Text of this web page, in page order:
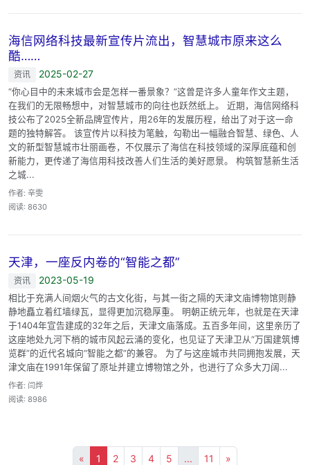
海信网络科技最新宣传片流出，智慧城市原来这么
酷……
资讯 2025-02-27
“你心目中的未来城市会是怎样一番景象？”这曾是许多人童年作文主题，
在我们的无限畅想中，对智慧城市的向往也跃然纸上。 近期，海信网络科
技公布了2025全新品牌宣传片，用26年的发展历程，给出了对于这一命
题的独特解答。 该宣传片以科技为笔触，勾勒出一幅融合智慧、绿色、人
文的新型智慧城市壮丽画卷，不仅展示了海信在科技领域的深厚底蕴和创
新能力，更传递了海信用科技改善人们生活的美好愿景。 构筑智慧新生活
之城...
作者: 辛雯
阅读: 8630
天津，一座反内卷的“智能之都”
资讯 2023-05-19
相比于充满人间烟火气的古文化街，与其一街之隔的天津文庙博物馆则静
静地矗立着红墙绿瓦，显得更加沉稳厚重。 明朝正统元年，也就是在天津
于1404年宣告建成的32年之后，天津文庙落成。五百多年间，这里亲历了
这座地处九河下梢的城市风起云涌的变化，也见证了天津卫从“万国建筑博
览群”的近代名城向“智能之都”的兼容。 为了与这座城市共同拥抱发展，天
津文庙在1991年保留了原址并建立博物馆之外，也进行了众多大刀阔...
作者: 闫烨
阅读: 8986
« 1 2 3 4 5 ... 11 »